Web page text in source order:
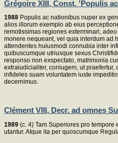
Grégoire XIII, Const. 'Populis
1988 Populis ac nationibus nuper ex
alios illorum exemplo ab eius
remotissimas regiones exterminari,
monere nequeant, vel quia interdum ad
attendentes huiusmodi connubia inter
quibuscumque utriusque sexus
responso non exspectato, matrimonia
extraiudicialiter, coniugem, ut
infideles suam voluntatem iuste
decernimus.
Clément VIII, Decr. ad omnes
1989 (c. 4) Tam Superiores pro
utantur. Atque ita per quoscumque